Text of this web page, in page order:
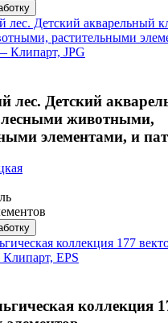
лес. Детский
лесными животными,
элементами, и
коллекция